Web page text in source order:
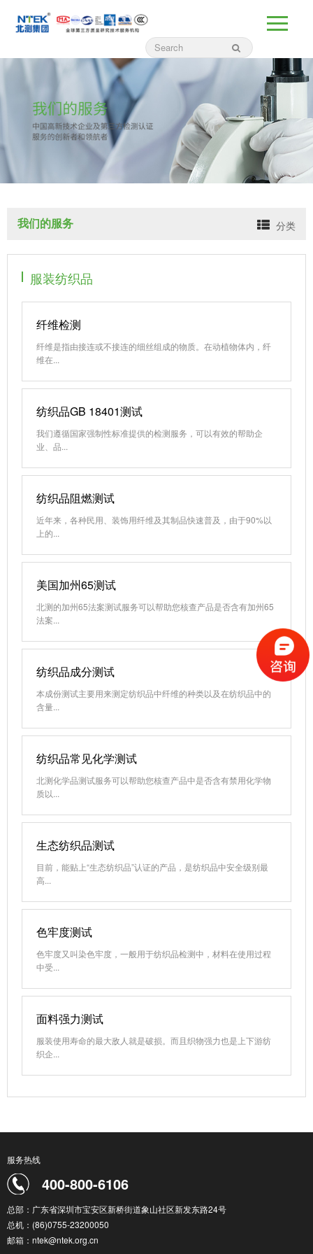
我们的服务 分类
服装纺织品
纤维检测
纤维是指由接连或不接连的细丝组成的物质。在动植物体内，纤
维在...
纺织品GB 18401测试
我们遵循国家强制性标准提供的检测服务，可以有效的帮助企
业、品...
纺织品阻燃测试
近年来，各种民用、装饰用纤维及其制品快速普及，由于90%以
上的...
美国加州65测试
北测的加州65法案测试服务可以帮助您核查产品是否含有加州65
法案...
纺织品成分测试
本成份测试主要用来测定纺织品中纤维的种类以及在纺织品中的
含量...
纺织品常见化学测试
北测化学品测试服务可以帮助您核查产品中是否含有禁用化学物
质以...
生态纺织品测试
目前，能贴上“生态纺织品”认证的产品，是纺织品中安全级别最
高...
色牢度测试
色牢度又叫染色牢度，一般用于纺织品检测中，材料在使用过程
中受...
面料强力测试
服装使用寿命的最大敌人就是破损。而且织物强力也是上下游纺
织企...
服务热线
400-800-6106
总部：广东省深圳市宝安区新桥街道象山社区新发东路24号
总机：(86)0755-23200050
邮箱：ntek@ntek.org.cn